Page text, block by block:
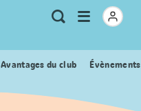
Métanavigation
RechercheOuvrir
Avantages du club